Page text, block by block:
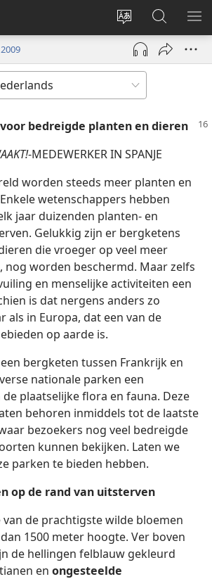
Taal
site
wijzigen
Inloggen
(opent
nieuw
venster)
Zoeken
op
JW.ORG
bedreigde planten en dieren
-MEDEWERKER IN SPANJE
worden steeds meer planten en
wetenschappers hebben
jaar duizenden planten- en
Gelukkig zijn er bergketens
die vroeger op veel meer
nog worden beschermd. Maar zelfs
en menselijke activiteiten een
is dat nergens anders zo
als in Europa, dat een van de
op aarde is.
bergketen tussen Frankrijk en
nationale parken een
plaatselijke flora en fauna. Deze
behoren inmiddels tot de laatste
bezoekers nog veel bedreigde
kunnen bekijken. Laten we
parken te bieden hebben.
op de rand van uitsterven
van de prachtigste wilde bloemen
1500 meter hoogte. Ver boven
de hellingen felblauw gekleurd
en ongesteelde